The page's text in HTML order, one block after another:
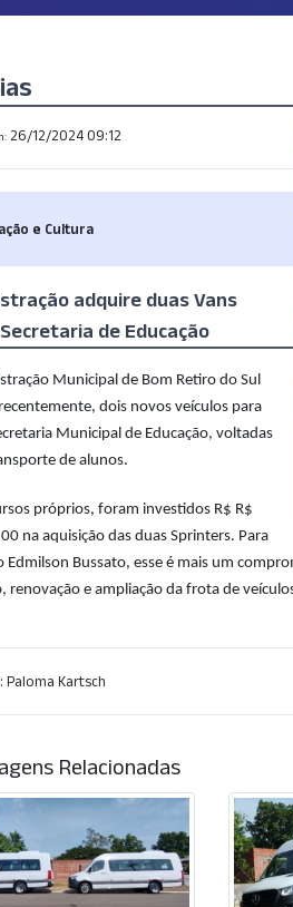
26/12/2024 09:12
e Cultura
adquire duas Vans
de Educação
Municipal de Bom Retiro do Sul
dois novos veículos para
Municipal de Educação, voltadas
de alunos.
próprios, foram investidos R$ R$
na aquisição das duas Sprinters. Para
Edmilson Bussato, esse é mais um
renovação e ampliação da frota de
Paloma Kartsch
Relacionadas